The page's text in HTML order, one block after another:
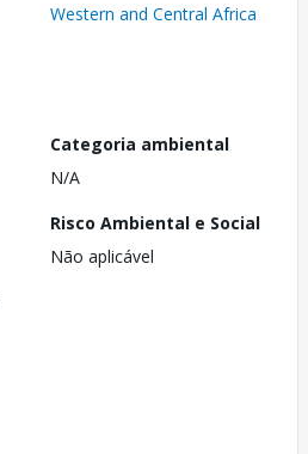
Western and Central Africa
Categoria ambiental
N/A
Risco Ambiental e Social
Não aplicável